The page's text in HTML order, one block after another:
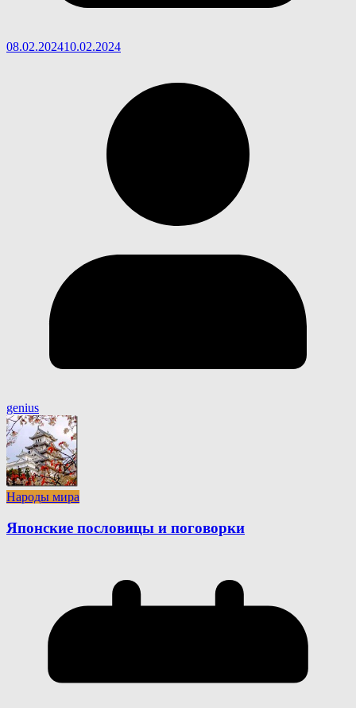
08.02.202410.02.2024
genius
Народы мира
Японские пословицы и поговорки